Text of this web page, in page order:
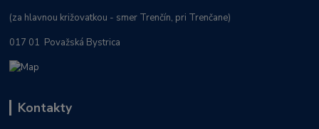
(za hlavnou križovatkou - smer Trenčín, pri Trenčane)
017 01 Považská Bystrica
Kontakty